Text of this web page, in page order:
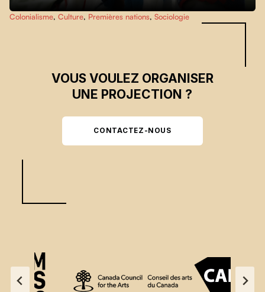
Colonialisme, Culture, Premières nations, Sociologie
VOUS VOULEZ ORGANISER
UNE PROJECTION ?
CONTACTEZ-NOUS